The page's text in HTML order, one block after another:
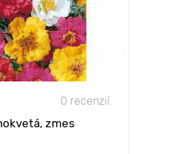
0 recenzií
zmes